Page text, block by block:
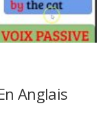
Anglais